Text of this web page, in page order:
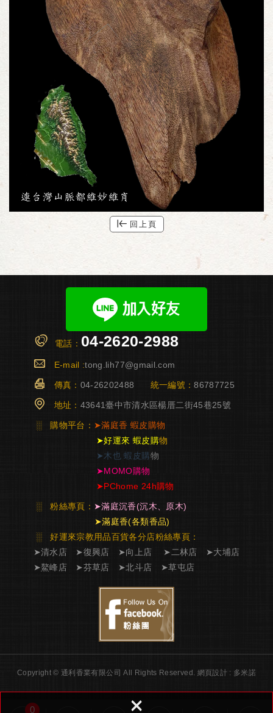
×
回上頁
電話： 04-2620-2988
E-mail :tong.lih77@gmail.com
傳真： 04-26202488 統一編號：86787725
地址： 43641臺中市清水區楊厝二街45巷25號
░購物平台： ➤滿庭香 蝦皮購物
➤好運來 蝦皮購物
➤木也 蝦皮購物
➤MOMO購物
➤PChome 24h購物
░粉絲專頁： ➤滿庭沉香(沉木、原木)
➤滿庭香(各類香品)
░ 好運來宗教用品百貨各分店粉絲專頁：
➤清水店 ➤復興店 ➤向上店 ➤二林店 ➤大埔店
➤鰲峰店 ➤芬草店 ➤北斗店 ➤草屯店
Copyright © 通利香業有限公司 All Rights Reserved. 網頁設計 : 多米諾
0